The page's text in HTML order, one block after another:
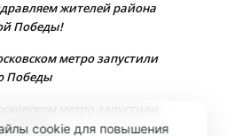
жителей района
Победы!
метро запустили
Победы
метро запустили
Победыcookie для повышения